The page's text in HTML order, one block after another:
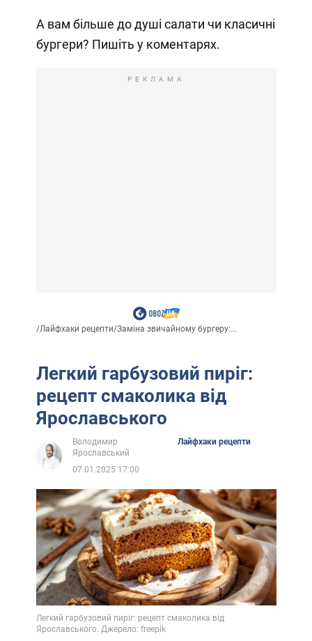
А вам більше до душі салати чи класичні
бургери? Пишіть у коментарях.
РЕКЛАМА
/Лайфхаки рецепти/Заміна звичайному бургеру:...
Легкий гарбузовий пиріг:
рецепт смаколика від
Ярославського
Володимир
Ярославський
Лайфхаки рецепти
07.01.2025 17:00
Легкий гарбузовий пиріг: рецепт смаколика від
Ярославського. Джерело: freepik